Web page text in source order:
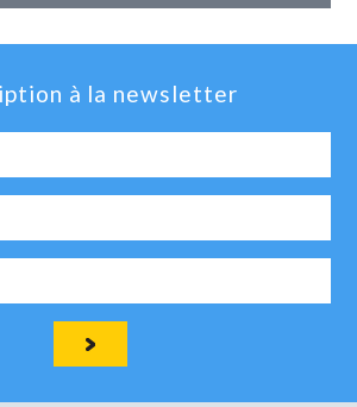
à la newsletter